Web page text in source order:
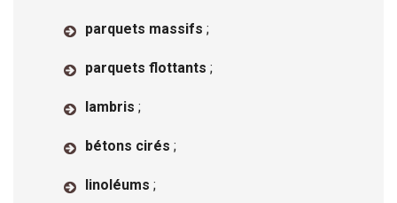
parquets massifs ;
parquets flottants ;
lambris ;
bétons cirés ;
linoléums ;